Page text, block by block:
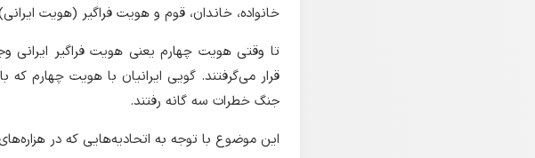
خانواده، خاندان، قوم و هویت فراگیر (هویت
تا وقتی هویت چهارم یعنی هویت فراگیر
قرار می‌گرفتند. گویی ایرانیان با هویت چهارم
جنگ خطرات سه گانه رفتند.
این موضوع با توجه به اتحادیه‌هایی که در